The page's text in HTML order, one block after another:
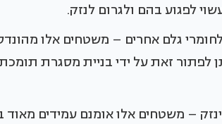
לפגוע בהם ולגרום לנזק.
גלם אחרים – משטחים אלו
לפתור זאת על ידי בניית מסגרת
– משטחים אלו אומנם עמידים מאוד